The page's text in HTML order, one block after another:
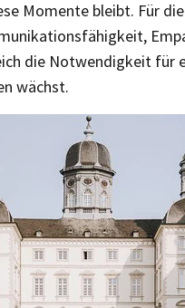
Momente bleibt. Für
die Notwendigkeit für
wächst.